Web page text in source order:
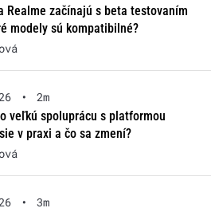
Realme začínajú s beta testovaním
modely sú kompatibilné?
•
2m
veľkú spoluprácu s platformou
v praxi a čo sa zmení?
•
3m